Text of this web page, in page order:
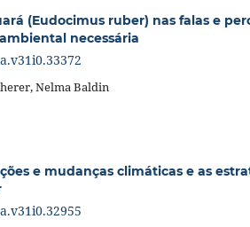
(Eudocimus ruber) nas falas e
necessária
Nelma Baldin
e mudanças climáticas e as